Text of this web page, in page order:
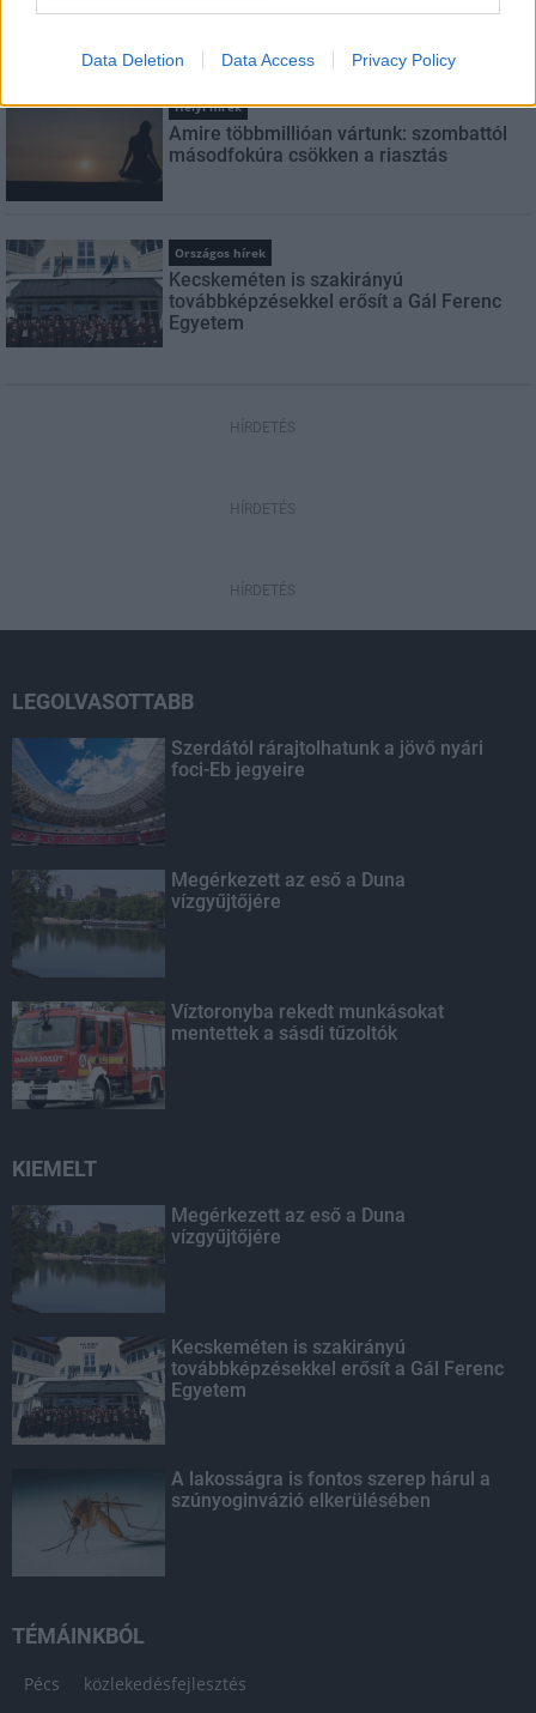
Data Deletion Data Access Privacy Policy
Helyi hírek
Amire többmillióan vártunk: szombattól
másodfokúra csökken a riasztás
Országos hírek
Kecskeméten is szakirányú
továbbképzésekkel erősít a Gál Ferenc
Egyetem
HÍRDETÉS
HÍRDETÉS
HÍRDETÉS
LEGOLVASOTTABB
Szerdától rárajtolhatunk a jövő nyári
foci-Eb jegyeire
Megérkezett az eső a Duna
vízgyűjtőjére
Víztoronyba rekedt munkásokat
mentettek a sásdi tűzoltók
KIEMELT
Megérkezett az eső a Duna
vízgyűjtőjére
Kecskeméten is szakirányú
továbbképzésekkel erősít a Gál Ferenc
Egyetem
A lakosságra is fontos szerep hárul a
szúnyoginvázió elkerülésében
TÉMÁINKBÓL
Pécs közlekedésfejlesztés